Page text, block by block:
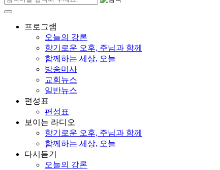
프로그램
오늘의 강론
향기로운 오후, 주님과 함께
함께하는 세상, 오늘
방송미사
교회뉴스
일반뉴스
편성표
편성표
보이는 라디오
향기로운 오후, 주님과 함께
함께하는 세상, 오늘
다시듣기
오늘의 강론